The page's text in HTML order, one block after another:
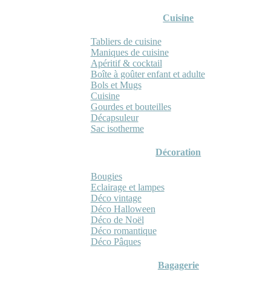
Cuisine
Tabliers de cuisine
Maniques de cuisine
Apéritif & cocktail
Boîte à goûter enfant et adulte
Bols et Mugs
Cuisine
Gourdes et bouteilles
Décapsuleur
Sac isotherme
Décoration
Bougies
Eclairage et lampes
Déco vintage
Déco Halloween
Déco de Noël
Déco romantique
Déco Pâques
Bagagerie